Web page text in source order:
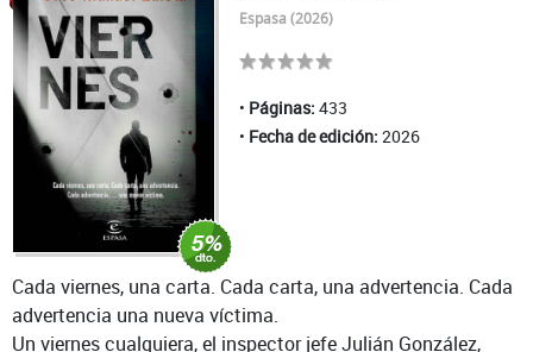
Espasa (2026)
Páginas: 433
Fecha de edición: 2026
Cada viernes, una carta. Cada carta, una advertencia. Cada
advertencia una nueva víctima.
Un viernes cualquiera, el inspector jefe Julián González,